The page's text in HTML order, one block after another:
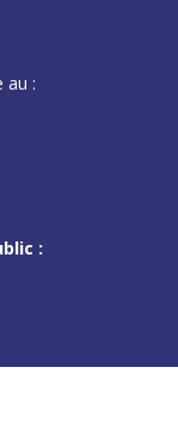
au :
:
cliquez ici